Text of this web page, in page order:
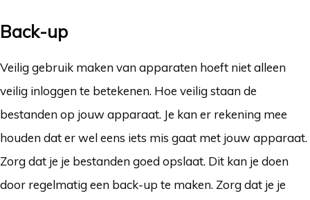
Back-up
Veilig gebruik maken van apparaten hoeft niet alleen
veilig inloggen te betekenen. Hoe veilig staan de
bestanden op jouw apparaat. Je kan er rekening mee
houden dat er wel eens iets mis gaat met jouw apparaat.
Zorg dat je je bestanden goed opslaat. Dit kan je doen
door regelmatig een back-up te maken. Zorg dat je je